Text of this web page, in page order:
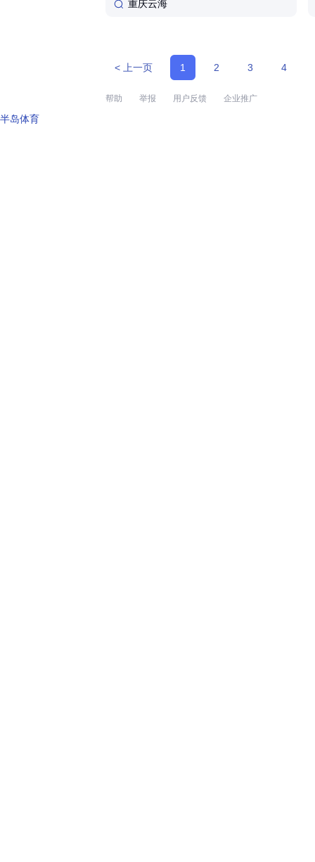
重庆云海
< 上一页 1 2 3 4
帮助 举报 用户反馈 企业推广
半岛体育